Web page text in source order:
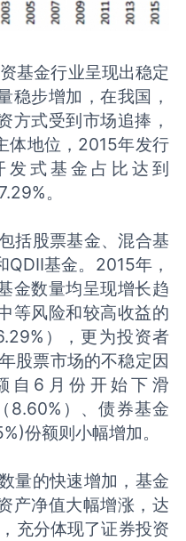
基金行业呈现出稳定
稳步增加，在我国，
方式受到市场追捧，
体地位，2015年发行
式基金占比达到
。
括股票基金、混合基
基金。2015年，
金数量均呈现增长趋
等风险和较高收益的
），更为投资者
股票市场的不稳定因
自6月份开始下滑
8.60%）、债券基金
份额则小幅增加。
量的快速增加，基金
产净值大幅增涨，达
充分体现了证券投资